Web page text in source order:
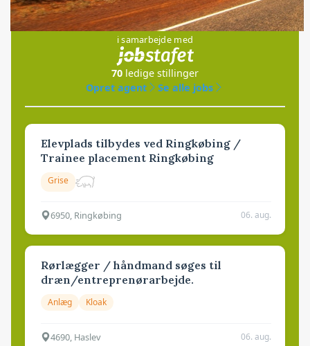
Jobs
i samarbejde med
70 ledige stillinger
Opret agent
Se alle jobs
Elevplads tilbydes ved Ringkøbing /
Trainee placement Ringkøbing
Grise
6950, Ringkøbing 06. aug.
Rørlægger / håndmand søges til
dræn/entreprenørarbejde.
Anlæg Kloak
4690, Haslev 06. aug.